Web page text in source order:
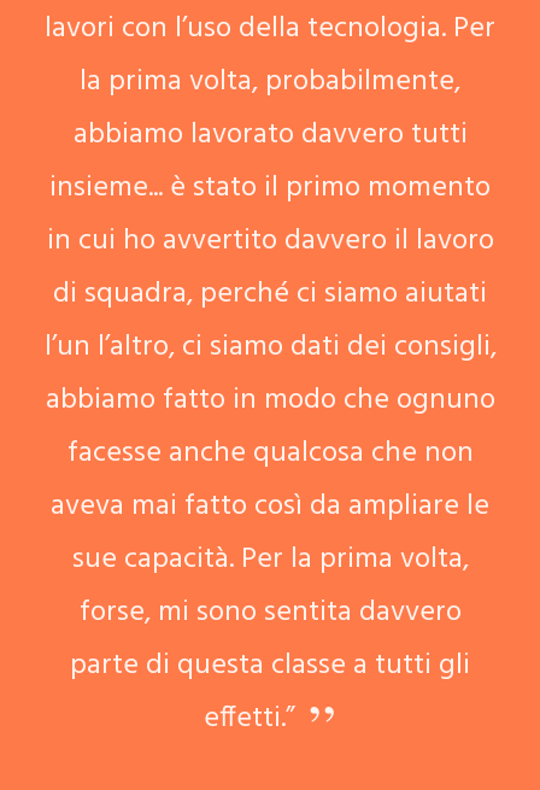
lavori con l’uso della tecnologia. Per
la prima volta, probabilmente,
abbiamo lavorato davvero tutti
insieme... è stato il primo momento
in cui ho avvertito davvero il lavoro
di squadra, perché ci siamo aiutati
l’un l’altro, ci siamo dati dei consigli,
abbiamo fatto in modo che ognuno
facesse anche qualcosa che non
aveva mai fatto così da ampliare le
sue capacità. Per la prima volta,
forse, mi sono sentita davvero
parte di questa classe a tutti gli
effetti.”